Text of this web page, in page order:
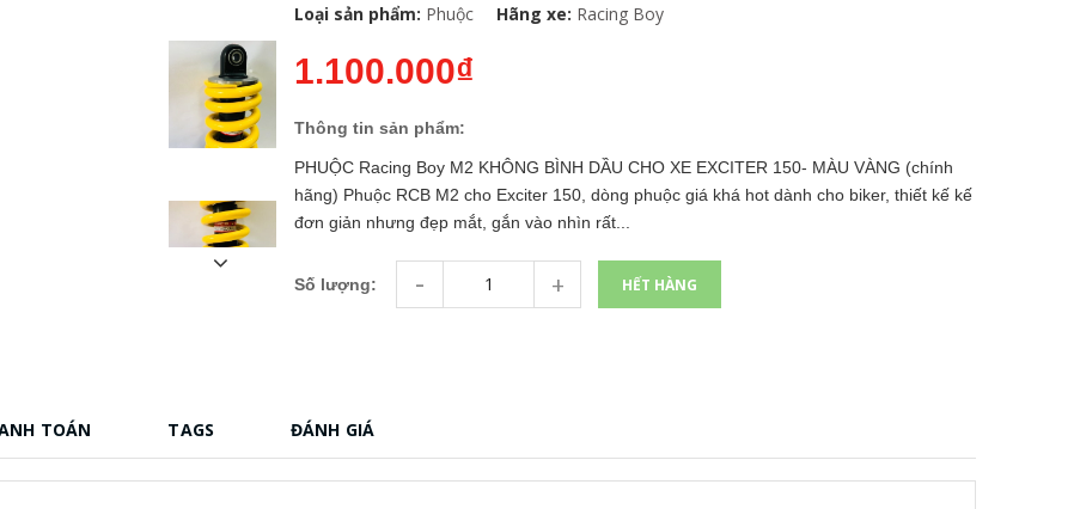
Loại sản phẩm: Phuộc Hãng xe: Racing Boy
1.100.000₫
Thông tin sản phẩm:
PHUỘC Racing Boy M2 KHÔNG BÌNH DẦU CHO XE EXCITER 150- MÀU VÀNG (chính
hãng) Phuộc RCB M2 cho Exciter 150, dòng phuộc giá khá hot dành cho biker, thiết kế kế
đơn giản nhưng đẹp mắt, gắn vào nhìn rất...
Số lượng: - + HẾT HÀNG
TOÁN TAGS ĐÁNH GIÁ